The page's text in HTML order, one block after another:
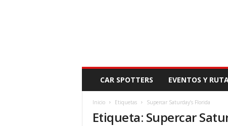
V
CAR SPOTTERS EVENTOS Y
Inicio Etiquetas Supercar Saturday’s Florida
Etiqueta: Supercar